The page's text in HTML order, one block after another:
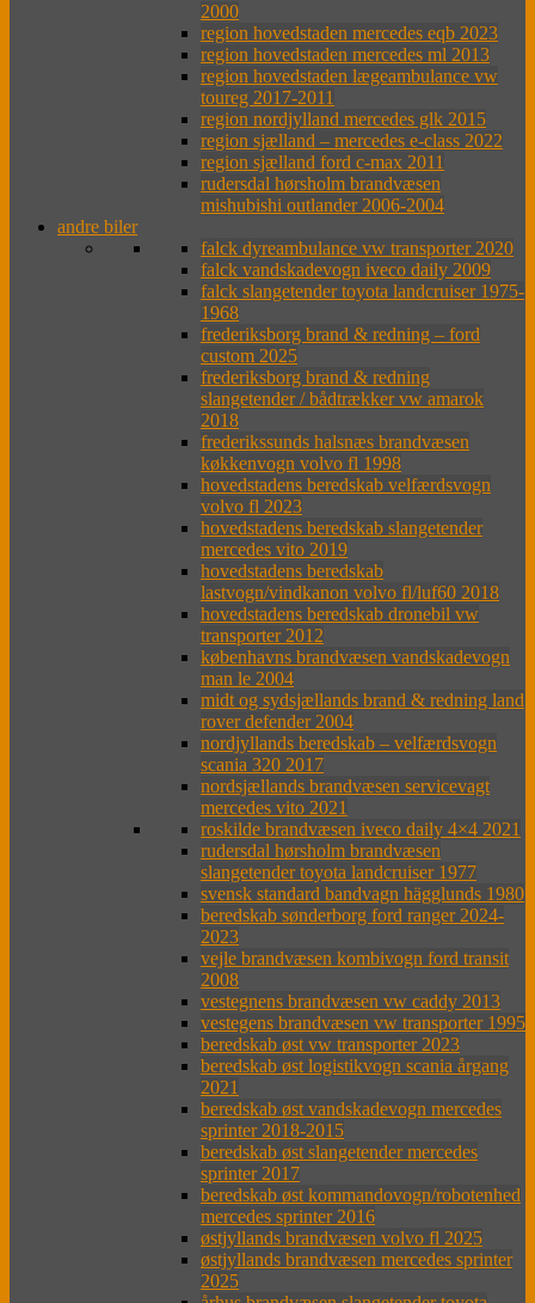
2000
region hovedstaden mercedes eqb 2023
region hovedstaden mercedes ml 2013
region hovedstaden lægeambulance vw
toureg 2017-2011
region nordjylland mercedes glk 2015
region sjælland – mercedes e-class 2022
region sjælland ford c-max 2011
rudersdal hørsholm brandvæsen
mishubishi outlander 2006-2004
andre biler
falck dyreambulance vw transporter 2020
falck vandskadevogn iveco daily 2009
falck slangetender toyota landcruiser 1975-
1968
frederiksborg brand & redning – ford
custom 2025
frederiksborg brand & redning
slangetender / bådtrækker vw amarok
2018
frederikssunds halsnæs brandvæsen
køkkenvogn volvo fl 1998
hovedstadens beredskab velfærdsvogn
volvo fl 2023
hovedstadens beredskab slangetender
mercedes vito 2019
hovedstadens beredskab
lastvogn/vindkanon volvo fl/luf60 2018
hovedstadens beredskab dronebil vw
transporter 2012
københavns brandvæsen vandskadevogn
man le 2004
midt og sydsjællands brand & redning land
rover defender 2004
nordjyllands beredskab – velfærdsvogn
scania 320 2017
nordsjællands brandvæsen servicevagt
mercedes vito 2021
roskilde brandvæsen iveco daily 4×4 2021
rudersdal hørsholm brandvæsen
slangetender toyota landcruiser 1977
svensk standard bandvagn hägglunds 1980
beredskab sønderborg ford ranger 2024-
2023
vejle brandvæsen kombivogn ford transit
2008
vestegnens brandvæsen vw caddy 2013
vestegens brandvæsen vw transporter 1995
beredskab øst vw transporter 2023
beredskab øst logistikvogn scania årgang
2021
beredskab øst vandskadevogn mercedes
sprinter 2018-2015
beredskab øst slangetender mercedes
sprinter 2017
beredskab øst kommandovogn/robotenhed
mercedes sprinter 2016
østjyllands brandvæsen volvo fl 2025
østjyllands brandvæsen mercedes sprinter
2025